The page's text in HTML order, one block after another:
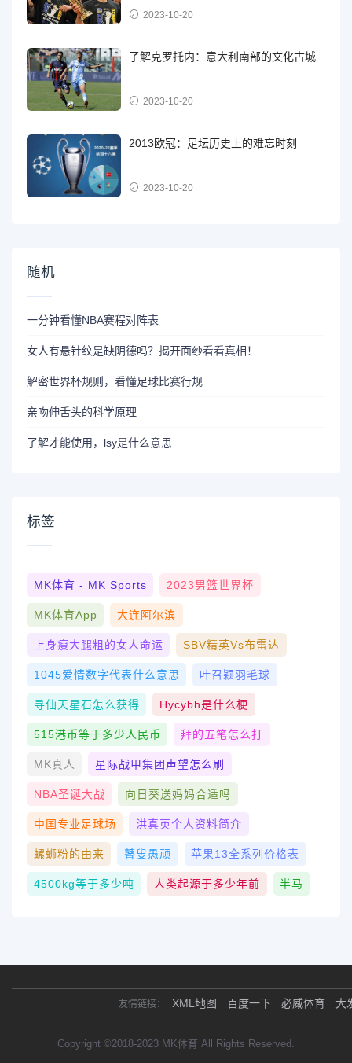
2023-10-20
了解克罗托内：意大利南部的文化古城
2023-10-20
2013欧冠：足坛历史上的难忘时刻
2023-10-20
随机
一分钟看懂NBA赛程对阵表
女人有悬针纹是缺阴德吗？揭开面纱看看真相！
解密世界杯规则，看懂足球比赛行规
亲吻伸舌头的科学原理
了解才能使用，lsy是什么意思
标签
MK体育 - MK Sports 2023男篮世界杯
MK体育App 大连阿尔滨
上身瘦大腿粗的女人命运 SBV精英vs布雷达
1045爱情数字代表什么意思 叶召颖羽毛球
寻仙天星石怎么获得 Hycybh是什么梗
515港币等于多少人民币 拜的五笔怎么打
MK真人 星际战甲集团声望怎么刷
NBA圣诞大战 向日葵送妈妈合适吗
中国专业足球场 洪真英个人资料简介
螺蛳粉的由来 瞽叟愚顽 苹果13全系列价格表
4500kg等于多少吨 人类起源于多少年前 半马
友情链接： XML地图 百度一下 必威体育 大
Copyright ©2018-2023 MK体育 All Rights Reserved.